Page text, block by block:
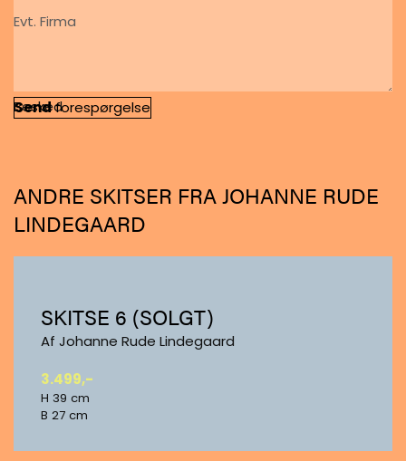
Evt. Firma
Besked
Sendforespørgelse
ANDRE SKITSER FRA JOHANNE RUDE
LINDEGAARD
SKITSE 6 (SOLGT)
Af Johanne Rude Lindegaard
3.499,-
H 39 cm
B 27 cm